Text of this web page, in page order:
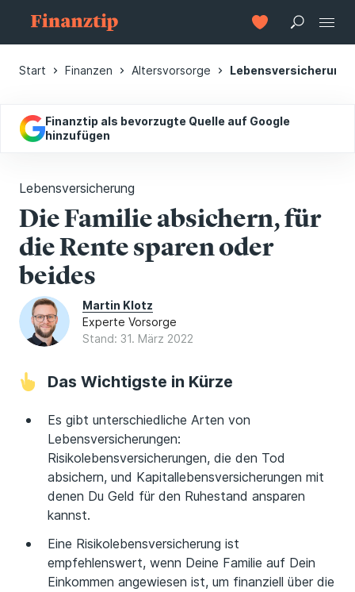
Start Finanzen Altersvorsorge Lebensversicherung
Finanztip als bevorzugte Quelle auf Google
hinzufügen
Lebensversicherung
Die Familie absichern, für
die Rente sparen oder
beides
Martin Klotz
Experte Vorsorge
Stand: 31. März 2022
Das Wichtigste in Kürze
Es gibt unterschiedliche Arten von
Lebensversicherungen:
Risikolebensversicherungen, die den Tod
absichern, und Kapitallebensversicherungen mit
denen Du Geld für den Ruhestand ansparen
kannst.
Eine Risikolebensversicherung ist
empfehlenswert, wenn Deine Familie auf Dein
Einkommen angewiesen ist, um finanziell über die